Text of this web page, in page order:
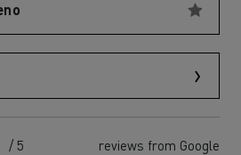
/ 5 reviews from Google